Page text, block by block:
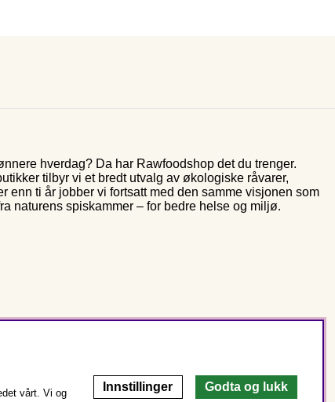
hverdag? Da har Rawfoodshop det du trenger.
tilbyr vi et bredt utvalg av økologiske råvarer,
enn ti år jobber vi fortsatt med den samme visjonen som
naturens spiskammer – for bedre helse og miljø.
vårt. Vi og
Innstillinger Godta og lukk